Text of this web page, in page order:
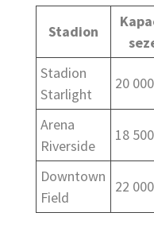
Stadion
Stadion
Starlight
20 000
Arena
Riverside
18 500
Downtown
Field
22 000